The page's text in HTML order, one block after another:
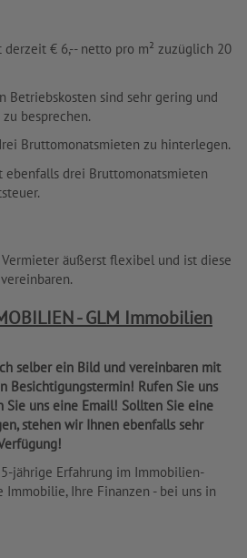
€ 6,-- netto pro m² zuzüglich 20
Betriebskosten sind sehr gering und
besprechen.
Bruttomonatsmieten zu hinterlegen.
ebenfalls drei Bruttomonatsmieten
äußerst flexibel und ist diese
selber ein Bild und vereinbaren mit
Besichtigungstermin! Rufen Sie uns
Sie uns eine Email! Sollten Sie eine
stehen wir Ihnen ebenfalls sehr
jährige Erfahrung im Immobilien-
Immobilie, Ihre Finanzen - bei uns in